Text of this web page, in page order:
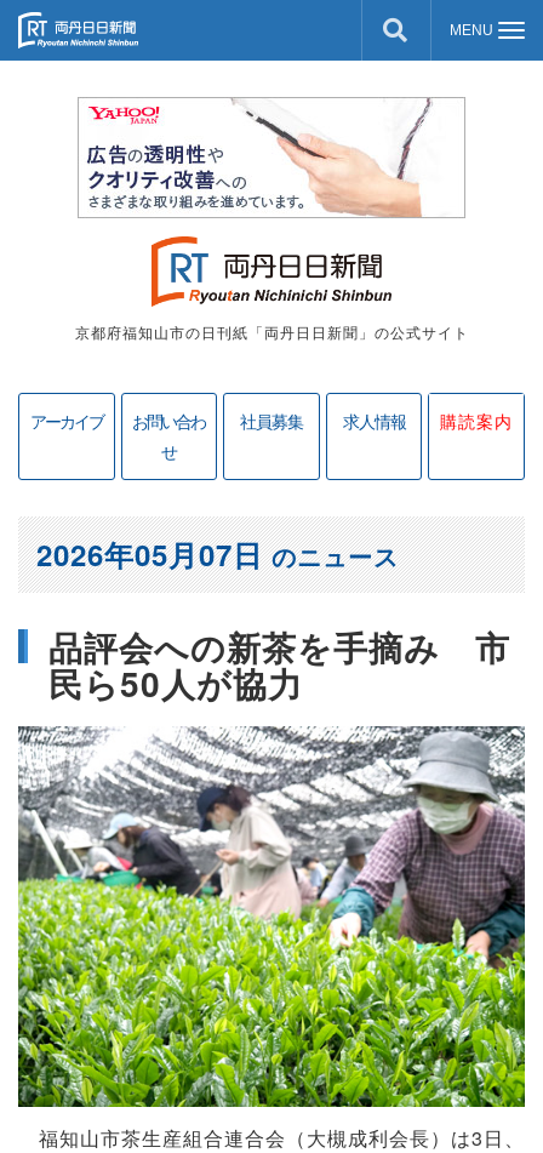
京都府福知山市の日刊紙「両丹日日新聞」の公式サイト
アーカイブ
お問い合わ
せ
社員募集 求人情報 購読案内
品評会への新茶を手摘み 市
民ら50人が協力
2026年05月07日のニュース
福知山市茶生産組合連合会（大槻成利会長）は3日、